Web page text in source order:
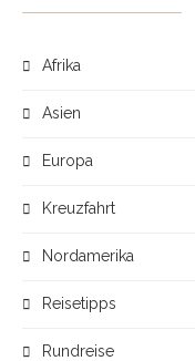
Afrika
Asien
Europa
Kreuzfahrt
Nordamerika
Reisetipps
Rundreise